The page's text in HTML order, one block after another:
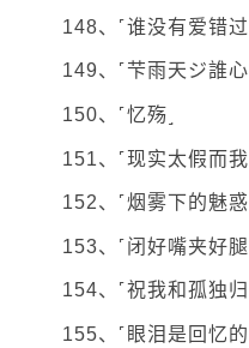
148、˹谁没有爱错过
149、˹芐雨天ジ誰心
150、˹忆殇˼
151、˹现实太假而我
152、˹烟雾下的魅惑˼
153、˹闭好嘴夹好腿˼
154、˹祝我和孤独归
155、˹眼泪是回忆的